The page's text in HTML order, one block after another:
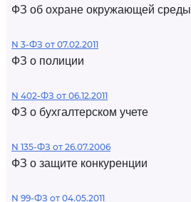
ФЗ об охране окружающей среды
N 3-ФЗ от 07.02.2011
ФЗ о полиции
N 402-ФЗ от 06.12.2011
ФЗ о бухгалтерском учете
N 135-ФЗ от 26.07.2006
ФЗ о защите конкуренции
N 99-ФЗ от 04.05.2011